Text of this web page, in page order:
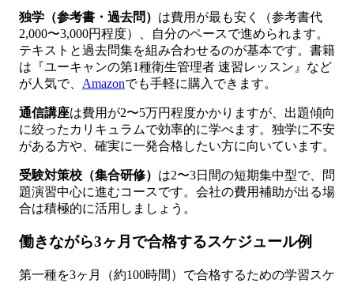
独学（参考書・過去問） は費用が最も安く（参考書代
2,000〜3,000円程度）、自分のペースで進められます。
テキストと過去問集を組み合わせるのが基本です。書籍
は『ユーキャンの第1種衛生管理者 速習レッスン』など
が人気で、 Amazonでも手軽に購入できます。
通信講座は費用が2〜5万円程度かかりますが、出題傾向
に絞ったカリキュラムで効率的に学べます。独学に不安
がある方や、確実に一発合格したい方に向いています。
受験対策校（集合研修） は2〜3日間の短期集中型で、問
題演習中心に進むコースです。会社の費用補助が出る場
合は積極的に活用しましょう。
働きながら3ヶ月で合格するスケジュール例
第一種を3ヶ月（約100時間）で合格するための学習スケ